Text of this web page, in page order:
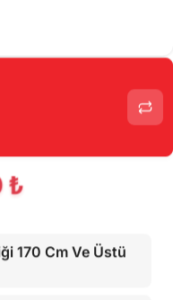
₺
170 Cm Ve Üstü